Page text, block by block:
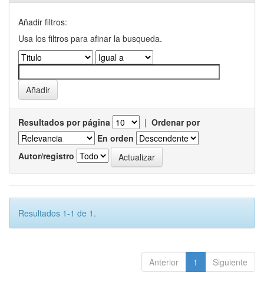
Añadir filtros:
Usa los filtros para afinar la busqueda.
Resultados por página | Ordenar por
En orden
Autor/registro
Resultados 1-1 de 1.
Anterior 1 Siguiente